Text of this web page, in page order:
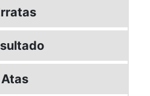
Atas